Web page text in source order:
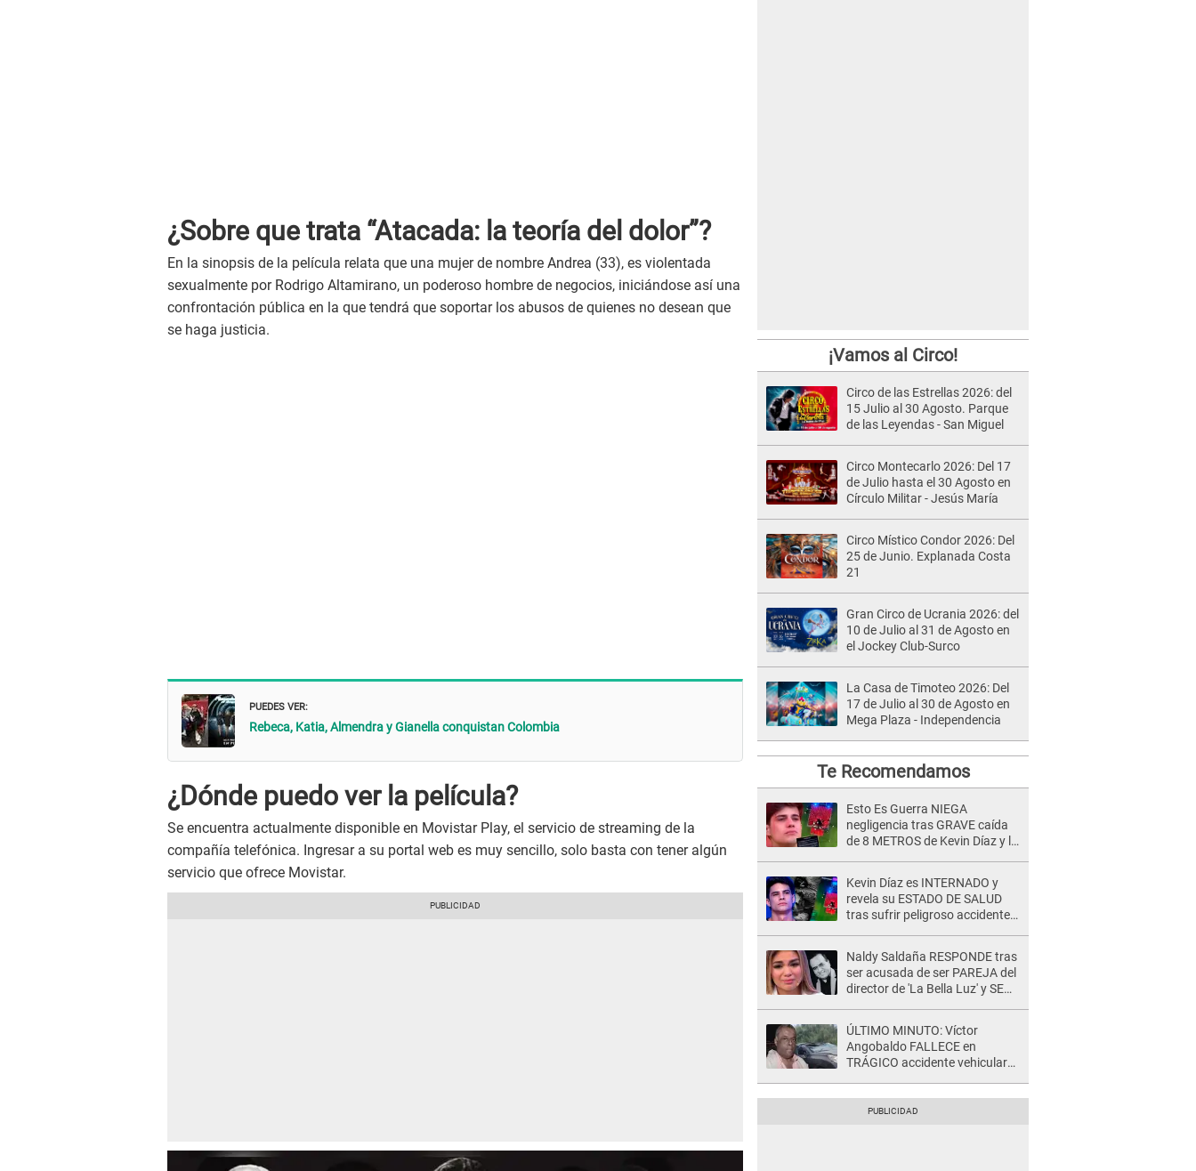
¿Sobre que trata “Atacada: la teoría del dolor”?
En la sinopsis de la película relata que una mujer de nombre Andrea (33), es violentada
sexualmente por Rodrigo Altamirano, un poderoso hombre de negocios, iniciándose así una
confrontación pública en la que tendrá que soportar los abusos de quienes no desean que
se haga justicia.
PUEDES VER:
Rebeca, Katia, Almendra y Gianella conquistan Colombia
¿Dónde puedo ver la película?
Se encuentra actualmente disponible en Movistar Play, el servicio de streaming de la
compañía telefónica. Ingresar a su portal web es muy sencillo, solo basta con tener algún
servicio que ofrece Movistar.
¡Vamos al Circo!
Circo de las Estrellas 2026: del
15 Julio al 30 Agosto. Parque
de las Leyendas - San Miguel
Circo Montecarlo 2026: Del 17
de Julio hasta el 30 Agosto en
Círculo Militar - Jesús María
Circo Místico Condor 2026: Del
25 de Junio. Explanada Costa
21
Gran Circo de Ucrania 2026: del
10 de Julio al 31 de Agosto en
el Jockey Club-Surco
La Casa de Timoteo 2026: Del
17 de Julio al 30 de Agosto en
Mega Plaza - Independencia
Te Recomendamos
Esto Es Guerra NIEGA
negligencia tras GRAVE caída
de 8 METROS de Kevin Díaz y lo
Kevin Díaz es INTERNADO y
revela su ESTADO DE SALUD
tras sufrir peligroso accidente
Naldy Saldaña RESPONDE tras
ser acusada de ser PAREJA del
director de 'La Bella Luz' y SE
evidente..."
ÚLTIMO MINUTO: Víctor
Angobaldo FALLECE en
TRÁGICO accidente vehicular